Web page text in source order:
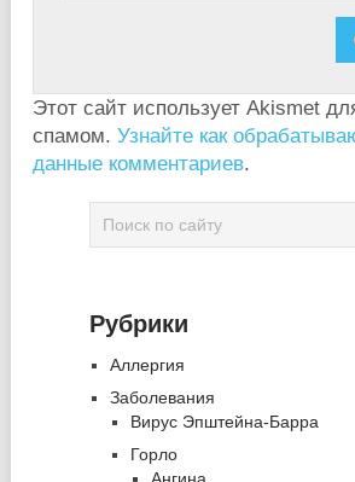
Этот сайт использует Akismet
спамом. Узнайте как
данные комментариев.
Рубрики
Аллергия
Заболевания
Вирус Эпштейна-Барра
Горло